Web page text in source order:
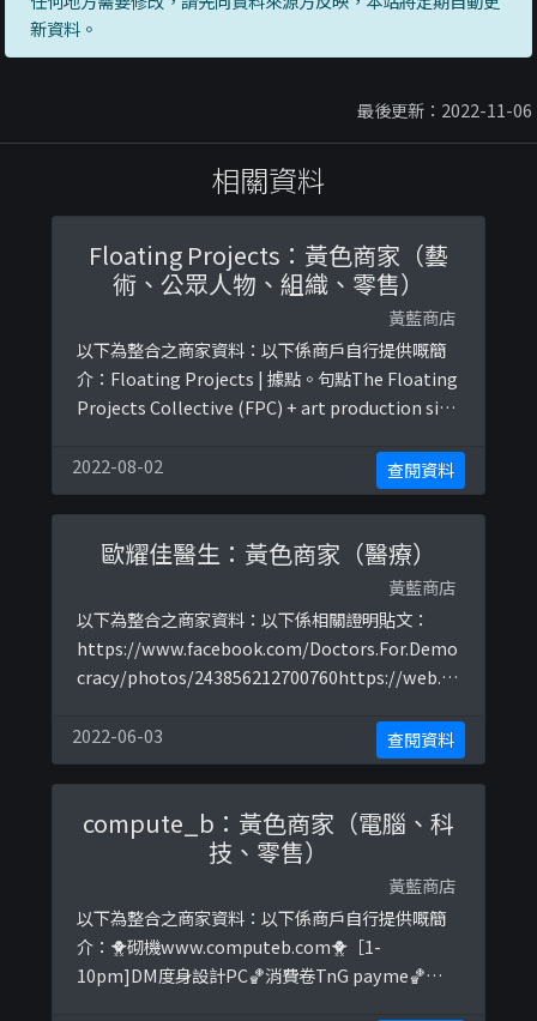
新資料。
最後更新：2022-11-06
相關資料
Floating Projects：黃色商家（藝
術、公眾人物、組織、零售）
黃藍商店
以下為整合之商家資料：以下係商戶自行提供嘅簡
介：Floating Projects | 據點。句點The Floating
Projects Collective (FPC) + art production site
https://www.facebook.com/floatingprojects/
posts/1555544261249449https://www.fac ...
2022-08-02 查閱資料
歐耀佳醫生：黃色商家（醫療）
黃藍商店
以下為整合之商家資料：以下係相關證明貼文：
https://www.facebook.com/Doctors.For.Demo
cracy/photos/243856212700760https://web.ar
thestandnews.com/society/%E5%B0%88%E8
%A8%AA%E6%AD%90%E8 ...
2022-06-03 查閱資料
compute_b：黃色商家（電腦、科
技、零售）
黃藍商店
以下為整合之商家資料：以下係商戶自行提供嘅簡
介：🐥砌機www.computeb.com🐥［1-
10pm]DM度身設計PC🏀消費卷TnG payme🏀♥️齊